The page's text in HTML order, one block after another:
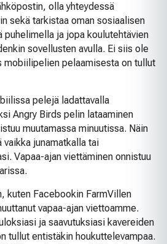
olla yhteydessä
sekä tarkistaa oman sosiaalisen
puhelimella ja jopa koulutehtävien
sovellusten avulla. Ei siis ole
mobiilipelien pelaamisesta on tullut
pelejä ladattavalla
Angry Birds pelin lataaminen
muutamassa minuutissa. Näin
junamatkalla tai
Vapaa-ajan viettäminen onnistuu
kuten Facebookin FarmVillen
vapaa-ajan viettoamme.
ja saavutuksiasi kavereiden
tullut entistäkin houkuttelevampaa.